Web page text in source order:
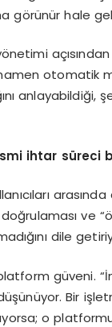
görünür hale
açısından
otomatik
ihtar süreci
ve
dile
güveni.
düşünüyor. Bir
o